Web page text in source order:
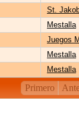
St.
Mestalla
Juegos
Mestalla
Mestalla
Primero